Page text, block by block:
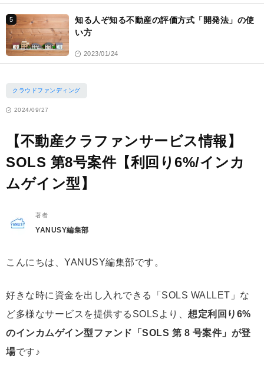
5
知る人ぞ知る不動産の評価方式「開発法」の使
い方
2023/01/24
クラウドファンディング
2024/09/27
【不動産クラファンサービス情報】
SOLS 第8号案件【利回り6%/インカ
ムゲイン型】
著者
YANUSY編集部
こんにちは、YANUSY編集部です。
好きな時に資金を出し入れできる「SOLS WALLET」な
ど多様なサービスを提供するSOLSより、 想定利回り6%
のインカムゲイン型ファンド「SOLS 第 8 号案件」が登
場です♪